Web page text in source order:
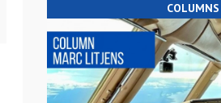
COLUMNS